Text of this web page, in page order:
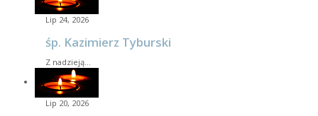
Lip 24, 2026
śp. Kazimierz Tyburski
Z nadzieją…
Lip 20, 2026